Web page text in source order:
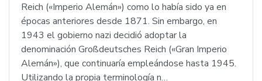
Reich («Imperio Alemán») como lo había sido ya en
épocas anteriores desde 1871. Sin embargo, en
1943 el gobierno nazi decidió adoptar la
denominación Großdeutsches Reich («Gran Imperio
Alemán»), que continuaría empleándose hasta 1945.
Utilizando la propia terminología n…